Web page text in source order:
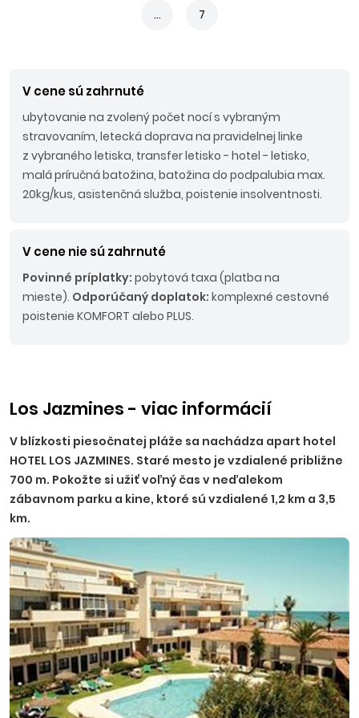
... 7
V cene sú zahrnuté
ubytovanie na zvolený počet nocí s vybraným
stravovaním, letecká doprava na pravidelnej linke
z vybraného letiska, transfer letisko - hotel - letisko,
malá príručná batožina, batožina do podpalubia max.
20kg/kus, asistenčná služba, poistenie insolventnosti.
V cene nie sú zahrnuté
Povinné príplatky: pobytová taxa (platba na
mieste). Odporúčaný doplatok: komplexné cestovné
poistenie KOMFORT alebo PLUS.
Los Jazmines - viac informácií
V blízkosti piesočnatej pláže sa nachádza apart hotel
HOTEL LOS JAZMINES. Staré mesto je vzdialené približne
700 m. Pokožte si užiť voľný čas v neďalekom
zábavnom parku a kine, ktoré sú vzdialené 1,2 km a 3,5
km.